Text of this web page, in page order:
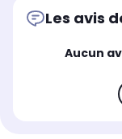
Les avis
Aucun